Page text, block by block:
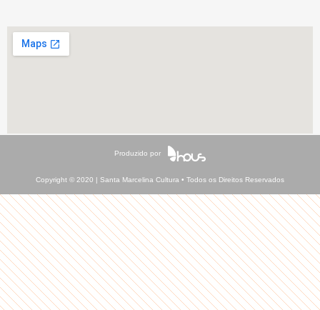
Produzido por
Copyright © 2020 | Santa Marcelina Cultura • Todos os Direitos Reservados